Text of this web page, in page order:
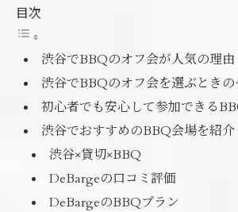
目次
渋谷でBBQのオフ会が人気の理由
渋谷でBBQのオフ会を選ぶとき
初心者でも安心して参加できる
渋谷でおすすめのBBQ会場を紹介
渋谷×貸切×BBQ
DeBargeの口コミ評価
DeBargeのBBQプラン